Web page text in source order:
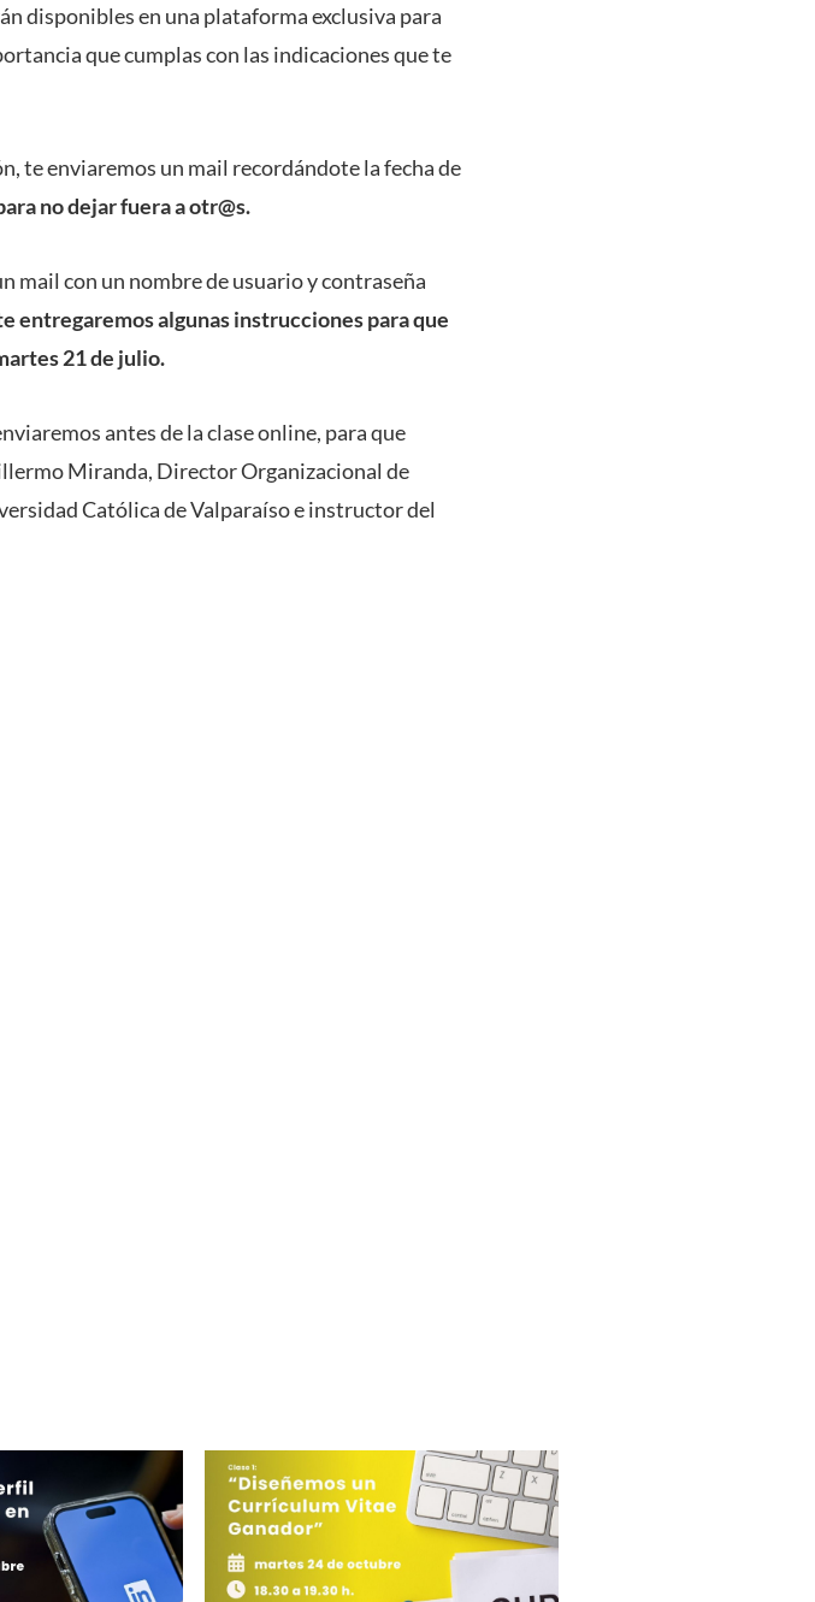
disponibles en una plataforma exclusiva para
que cumplas con las indicaciones que te
te enviaremos un mail recordándote la fecha de
no dejar fuera a otr@s.
mail con un nombre de usuario y contraseña
entregaremos algunas instrucciones para que
21 de julio.
antes de la clase online, para que
Miranda, Director Organizacional de
Católica de Valparaíso e instructor del